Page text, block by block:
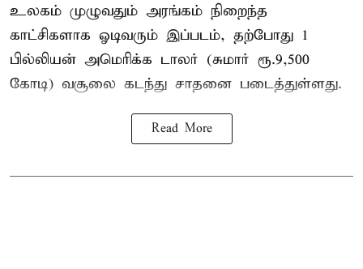
உலகம் முழுவதும் அரங்கம் நிறைந்த
காட்சிகளாக ஓடிவரும் இப்படம், தற்போது 1
பில்லியன் அமெரிக்க டாலர் (சுமார் ரூ.9,500
கோடி) வசூலை கடந்து சாதனை படைத்துள்ளது.
Read More